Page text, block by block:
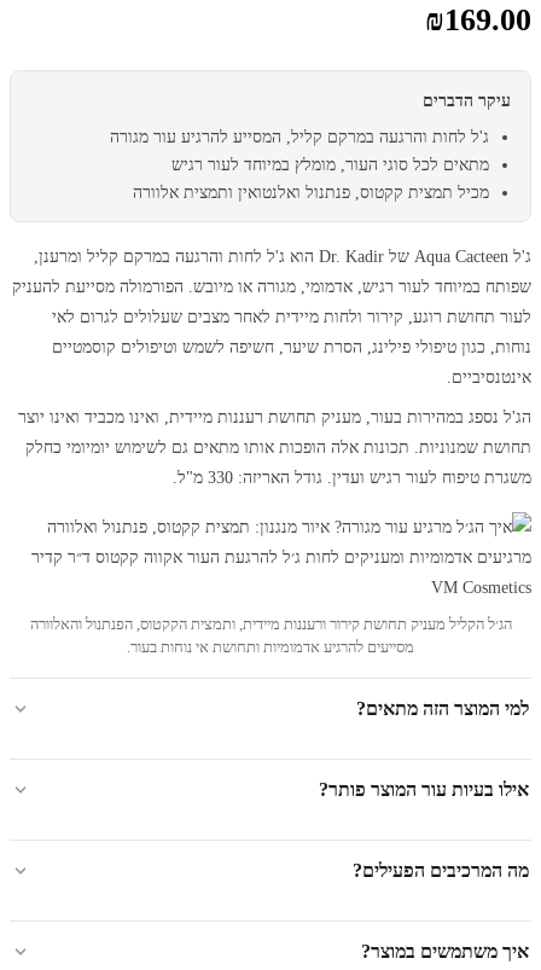
₪169.00
עיקר הדברים
ג'ל לחות והרגעה במרקם קליל, המסייע להרגיע עור מגורה
מתאים לכל סוגי העור, מומלץ במיוחד לעור רגיש
מכיל תמצית קקטוס, פנתנול ואלנטואין ותמצית אלוורה
ג'ל Aqua Cacteen של Dr. Kadir הוא ג'ל לחות והרגעה במרקם קליל ומרענן,
שפותח במיוחד לעור רגיש, אדמומי, מגורה או מיובש. הפורמולה מסייעת להעניק
לעור תחושת רוגע, קירור ולחות מיידית לאחר מצבים שעלולים לגרום לאי
נוחות, כגון טיפולי פילינג, הסרת שיער, חשיפה לשמש וטיפולים קוסמטיים
אינטנסיביים.
הג'ל נספג במהירות בעור, מעניק תחושת רעננות מיידית, ואינו מכביד ואינו יוצר
תחושת שמנוניות. תכונות אלה הופכות אותו מתאים גם לשימוש יומיומי כחלק
משגרת טיפוח לעור רגיש ועדין. גודל האריזה: 330 מ"ל.
הג׳ל הקליל מעניק תחושת קירור ורעננות מיידית, ותמצית הקקטוס, הפנתנול והאלוורה
מסייעים להרגיע אדמומיות ותחושת אי נוחות בעור.
למי המוצר הזה מתאים?
אילו בעיות עור המוצר פותר?
מה המרכיבים הפעילים?
איך משתמשים במוצר?